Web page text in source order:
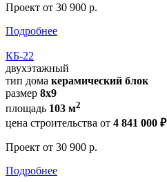
Проект от 30 900 р.
Подробнее
КБ-22
двухэтажный
тип дома керамический блок
размер 8х9
площадь 103 м2
цена строительства от 4 841 000 ₽
Проект от 30 900 р.
Подробнее